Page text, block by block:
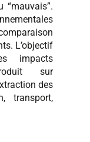
“mauvais”.
L’objectif
impacts
sur
des
transport,